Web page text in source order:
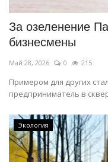
За озеленение
бизнесмены
Май 28, 2026 0 215
Примером для других
предприниматель в
Экология